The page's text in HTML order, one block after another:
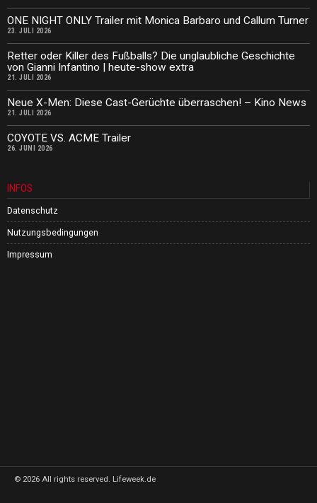
ONE NIGHT ONLY Trailer mit Monica Barbaro und Callum Turner
23. JULI 2026
Retter oder Killer des Fußballs? Die unglaubliche Geschichte
von Gianni Infantino | heute-show extra
21. JULI 2026
Neue X-Men: Diese Cast-Gerüchte überraschen! – Kino News
21. JULI 2026
COYOTE VS. ACME Trailer
26. JUNI 2026
INFOS
Datenschutz
Nutzungsbedingungen
Impressum
© 2026 All rights reserved. Lifeweek.de